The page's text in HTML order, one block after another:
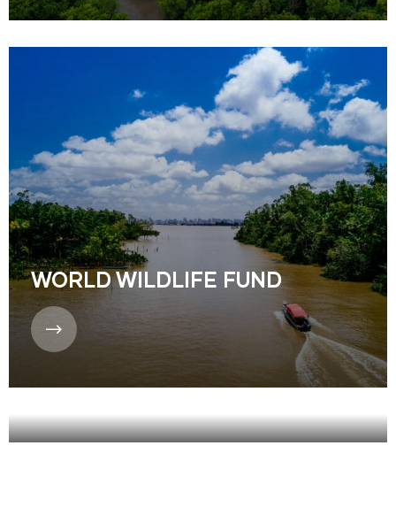
WORLD WILDLIFE FUND
CONSERVATION
INTERNATIONAL FOUNDATION